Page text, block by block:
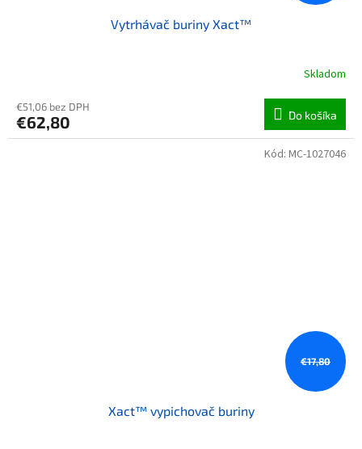
Vytrhávač buriny Xact™
Skladom
€51,06 bez DPH
€62,80 Do košíka
€17,80
Xact™ vypichovač buriny
Kód: MC-1027046